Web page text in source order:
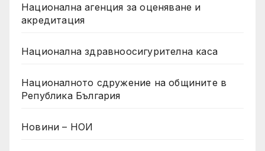
Национална агенция за оценяване и
акредитация
Национална здравноосигурителна каса
Националното сдружение на общините в
Република България
Новини – НОИ